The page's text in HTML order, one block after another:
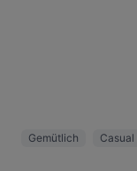
Gemütlich